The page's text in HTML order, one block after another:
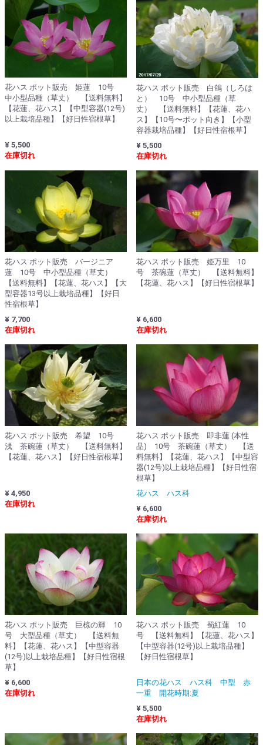
花ハス ポット販売 姫蓮 10号
中小型品種（草丈） 【送料無料】
【花蓮、花ハス】【中型容器(12号)
以上栽培品種】【好日性宿根草】
¥ 5,500
在庫切れ
花ハス ポット販売 白鴿（しろは
と） 10号 中小型品種（草
丈） 【送料無料】【花蓮、花ハ
ス】【10号〜ポット向き】【小型
容器栽培品種】【好日性宿根草】
¥ 5,500
在庫切れ
花ハス ポット販売 バージニア
蓮 10号 中小型品種（草丈）
【送料無料】【花蓮、花ハス】【大
型容器13号以上栽培品種】【好日
性宿根草】
¥ 7,700
在庫切れ
花ハス ポット販売 姫万里 10
号 茶碗蓮（草丈） 【送料無料】
【花蓮、花ハス】【好日性宿根草】
¥ 6,600
在庫切れ
花ハス ポット販売 希望 10号
浅 茶碗蓮（草丈） 【送料無料】
【花蓮、花ハス】【好日性宿根草】
¥ 4,950
在庫切れ
花ハス ポット販売 即非蓮 (本性
品) 10号 茶碗蓮（草丈） 【送
料無料】【花蓮、花ハス】【中型容
器(12号)以上栽培品種】【好日性宿
根草】
花ハス ハス科
¥ 6,600
在庫切れ
花ハス ポット販売 巨椋の輝 10
号 大型品種（草丈） 【送料無
料】【花蓮、花ハス】【中型容器
(12号)以上栽培品種】【好日性宿根
草】
¥ 6,600
在庫切れ
花ハス ポット販売 蜀紅蓮 10
号 【送料無料】【花蓮、花ハス】
【中型容器(12号)以上栽培品種】
【好日性宿根草】
日本の花ハス ハス科 中型 赤
一重 開花時期:夏
¥ 5,500
在庫切れ